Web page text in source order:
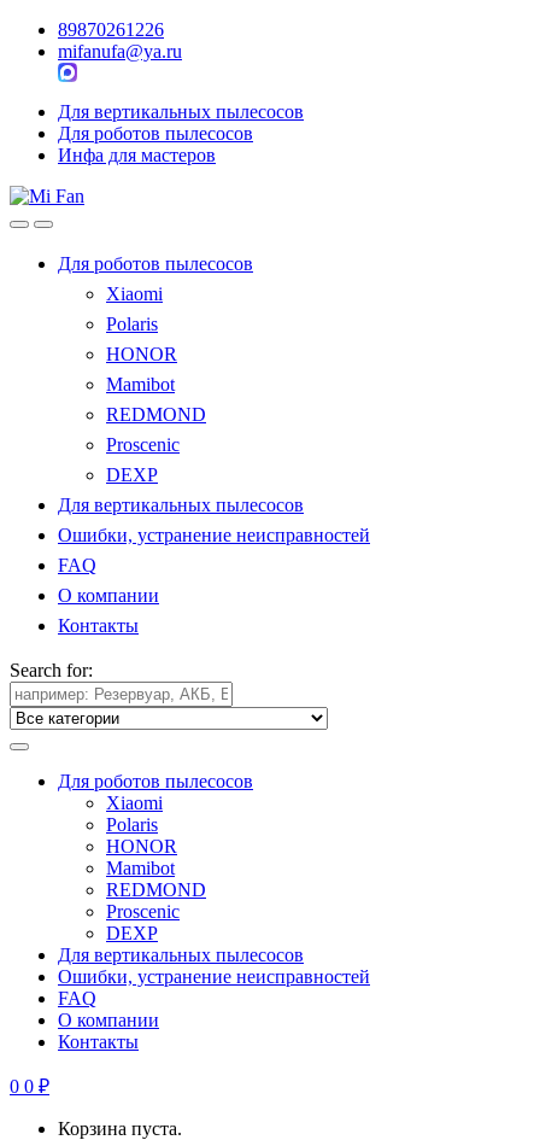
89870261226
mifanufa@ya.ru
Для вертикальных пылесосов
Для роботов пылесосов
Инфа для мастеров
Для роботов пылесосов
Xiaomi
Polaris
HONOR
Mamibot
REDMOND
Proscenic
DEXP
Для вертикальных пылесосов
Ошибки, устранение неисправностей
FAQ
О компании
Контакты
Search for:
Для роботов пылесосов
Xiaomi
Polaris
HONOR
Mamibot
REDMOND
Proscenic
DEXP
Для вертикальных пылесосов
Ошибки, устранение неисправностей
FAQ
О компании
Контакты
0 0 ₽
Корзина пуста.